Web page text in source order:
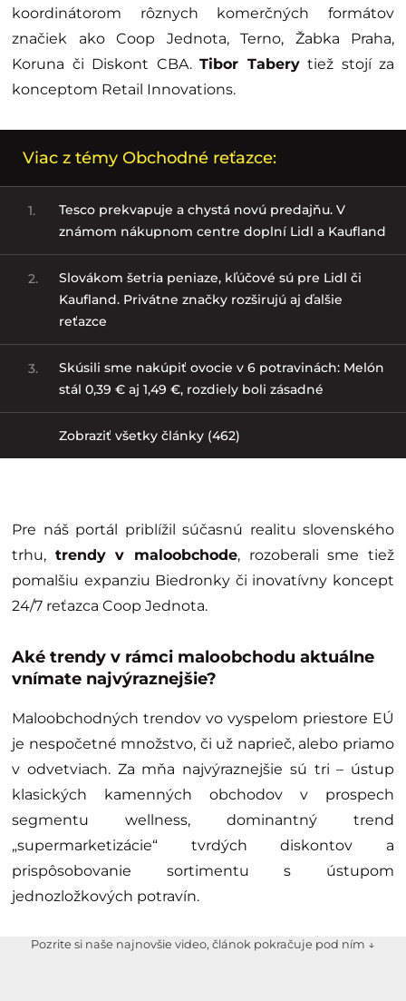
koordinátorom rôznych komerčných formátov
značiek ako Coop Jednota, Terno, Žabka Praha,
Koruna či Diskont CBA. Tibor Taberytiež stojí za
konceptom Retail Innovations.
Viac z témy Obchodné reťazce:
1.
Tesco prekvapuje a chystá novú predajňu. V
známom nákupnom centre doplní Lidl a Kaufland
2.
Slovákom šetria peniaze, kľúčové sú pre Lidl či
Kaufland. Privátne značky rozširujú aj ďalšie
reťazce
3.
Skúsili sme nakúpiť ovocie v 6 potravinách: Melón
stál 0,39 € aj 1,49 €, rozdiely boli zásadné
Zobraziť všetky články (462)
Pre náš portál priblížil súčasnú realitu slovenského
trhu, trendy v maloobchode, rozoberali sme tiež
pomalšiu expanziu Biedronky či inovatívny koncept
24/7 reťazca Coop Jednota.
Aké trendy v rámci maloobchodu aktuálne
vnímate najvýraznejšie?
Maloobchodných trendov vo vyspelom priestore EÚ
je nespočetné množstvo, či už naprieč, alebo priamo
v odvetviach. Za mňa najvýraznejšie sú tri – ústup
klasických kamenných obchodov v prospech
segmentu wellness, dominantný trend
„supermarketizácie“ tvrdých diskontov a
prispôsobovanie sortimentu s ústupom
jednozložkových potravín.
Pozrite si naše najnovšie video, článok pokračuje pod ním ↓